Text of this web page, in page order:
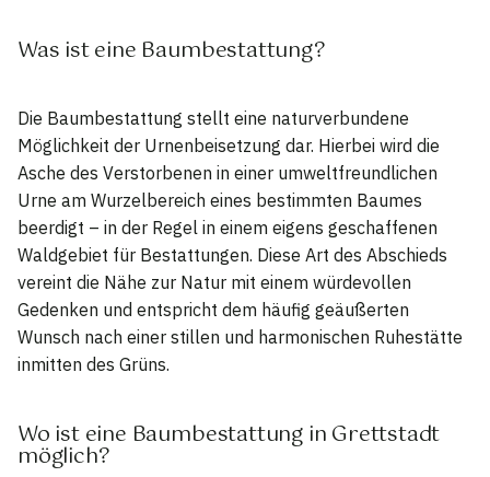
Was ist eine Baumbestattung?
Die Baumbestattung stellt eine naturverbundene
Möglichkeit der Urnenbeisetzung dar. Hierbei wird die
Asche des Verstorbenen in einer umweltfreundlichen
Urne am Wurzelbereich eines bestimmten Baumes
beerdigt – in der Regel in einem eigens geschaffenen
Waldgebiet für Bestattungen. Diese Art des Abschieds
vereint die Nähe zur Natur mit einem würdevollen
Gedenken und entspricht dem häufig geäußerten
Wunsch nach einer stillen und harmonischen Ruhestätte
inmitten des Grüns.
Wo ist eine Baumbestattung in Grettstadt
möglich?